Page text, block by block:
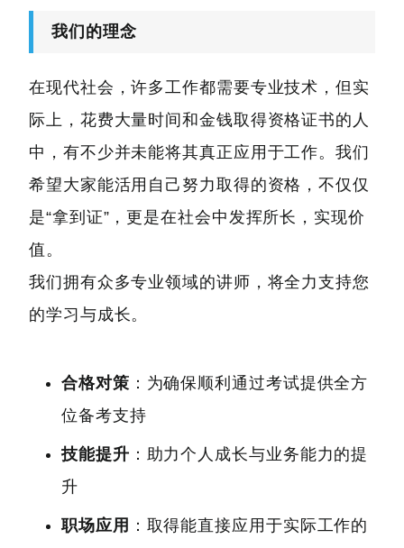
我们的理念
在现代社会，许多工作都需要专业技术，但实
际上，花费大量时间和金钱取得资格证书的人
中，有不少并未能将其真正应用于工作。我们
希望大家能活用自己努力取得的资格，不仅仅
是“拿到证”，更是在社会中发挥所长，实现价
值。
我们拥有众多专业领域的讲师，将全力支持您
的学习与成长。
合格对策 ：为确保顺利通过考试提供全方
位备考支持
技能提升 ：助力个人成长与业务能力的提
升
职场应用 ：取得能直接应用于实际工作的